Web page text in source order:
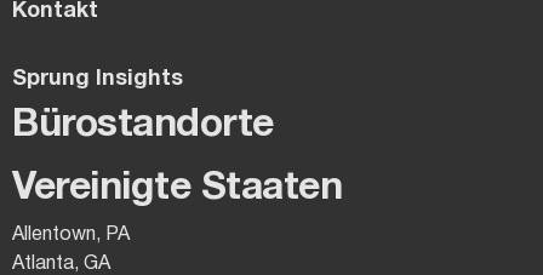
Kontakt
Sprung Insights
Bürostandorte
Vereinigte Staaten
Allentown, PA
Atlanta, GA